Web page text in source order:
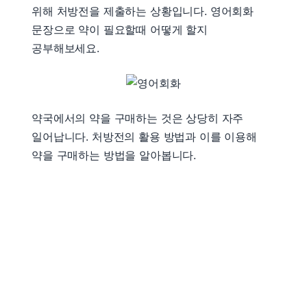
위해 처방전을 제출하는 상황입니다. 영어회화
문장으로 약이 필요할때 어떻게 할지
공부해보세요.
약국에서의 약을 구매하는 것은 상당히 자주
일어납니다. 처방전의 활용 방법과 이를 이용해
약을 구매하는 방법을 알아봅니다.